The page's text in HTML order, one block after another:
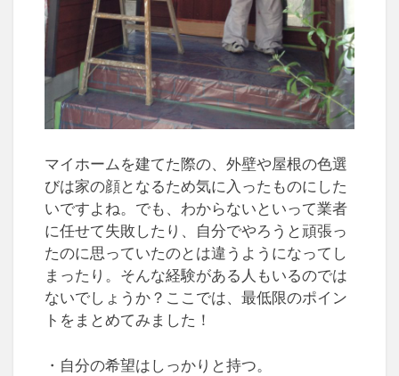
マイホームを建てた際の、外壁や屋根の色選
びは家の顔となるため気に入ったものにした
いですよね。でも、わからないといって業者
に任せて失敗したり、自分でやろうと頑張っ
たのに思っていたのとは違うようになってし
まったり。そんな経験がある人もいるのでは
ないでしょうか？ここでは、最低限のポイン
トをまとめてみました！
・自分の希望はしっかりと持つ。